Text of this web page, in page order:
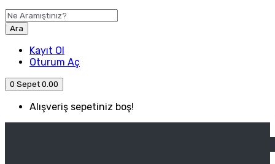
Ara
Kayıt Ol
Oturum Aç
0 Sepet 0.00
Alışveriş sepetiniz boş!